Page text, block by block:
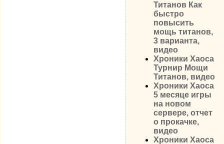
Титанов Как
быстро
повысить
мощь титанов,
3 варианта,
видео
Хроники Хаоса
Турнир Мощи
Титанов, видео
Хроники Хаоса
5 месяце игры
на новом
сервере, отчет
о прокачке,
видео
Хроники Хаоса